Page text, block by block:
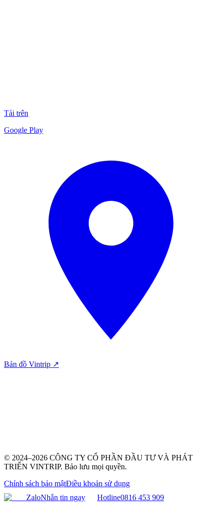
Tải trên
Google Play
Bản đồ Vintrip ↗
© 2024–2026 CÔNG TY CỔ PHẦN ĐẦU TƯ VÀ PHÁT
TRIỂN VINTRIP. Bảo lưu mọi quyền.
Chính sách bảo mậtĐiều khoản sử dụng
ZaloNhắn tin ngay Hotline0816 453 909